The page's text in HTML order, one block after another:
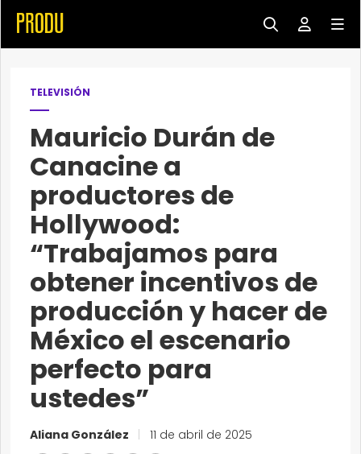
TELEVISIÓN
Mauricio Durán de
Canacine a
productores de
Hollywood:
“Trabajamos para
obtener incentivos de
producción y hacer de
México el escenario
perfecto para
ustedes”
Aliana González 11 de abril de 2025